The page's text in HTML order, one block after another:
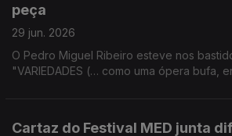
peça
29 jun. 2026
O Pedro Miguel Ribeiro esteve nos
"VARIEDADES (… como uma ópera bufa,
Cartaz do Festival MED junta